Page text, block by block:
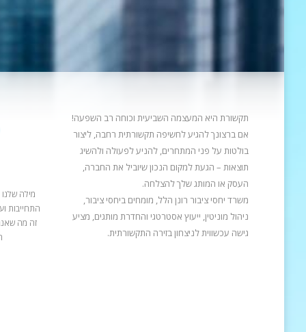
מילה
התחייבות
זה מה
תקשורת היא המעצמה השביעית וכוחה רב השפעה!
אם ברצונך להגיע לחשיפה תקשורתית רחבה, ליצור
בולטות על פני המתחרים, להניעלפעולה ולהשיג
תוצאות – הגעת למקום הנכון שיוביל את החברה,
העסק או המותג שלך להצלחה.
משרד יחסי ציבור רונן הלל, מומחים ביחסי ציבור,
ניהול מוניטין, ייעוץ אסטרטגי והחדרת מותגים, מציע
גישה עכשווית לניצחון בזירה התקשורתית.